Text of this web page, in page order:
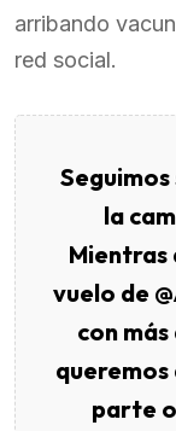
arribando
red social.
la
Mientras
vuelo de
con más
queremos
parte